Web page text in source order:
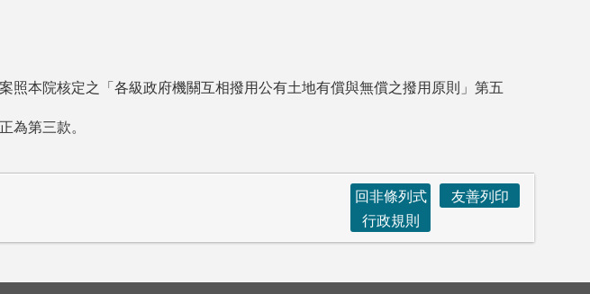
本院核定之「各級政府機關互相撥用公有土地有償與無償之撥用原則」第五
第三款。
回非條列式
行政規則
友善列印